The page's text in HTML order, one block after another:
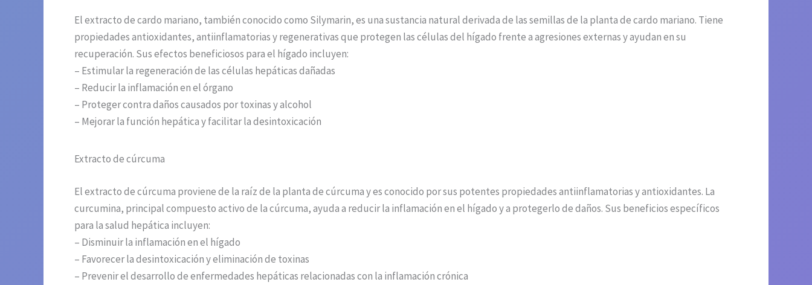
El extracto de cardo mariano, también conocido como Silymarin, es una sustancia natural derivada de las semillas de la planta de cardo mariano. Tiene
propiedades antioxidantes, antiinflamatorias y regenerativas que protegen las células del hígado frente a agresiones externas y ayudan en su
recuperación. Sus efectos beneficiosos para el hígado incluyen:
– Estimular la regeneración de las células hepáticas dañadas
– Reducir la inflamación en el órgano
– Proteger contra daños causados por toxinas y alcohol
– Mejorar la función hepática y facilitar la desintoxicación
Extracto de cúrcuma
El extracto de cúrcuma proviene de la raíz de la planta de cúrcuma y es conocido por sus potentes propiedades antiinflamatorias y antioxidantes. La
curcumina, principal compuesto activo de la cúrcuma, ayuda a reducir la inflamación en el hígado y a protegerlo de daños. Sus beneficios específicos
para la salud hepática incluyen:
– Disminuir la inflamación en el hígado
– Favorecer la desintoxicación y eliminación de toxinas
– Prevenir el desarrollo de enfermedades hepáticas relacionadas con la inflamación crónica